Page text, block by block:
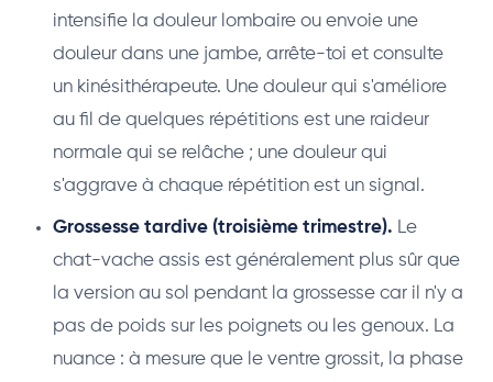
intensifie la douleur lombaire ou envoie une
douleur dans une jambe, arrête-toi et consulte
un kinésithérapeute. Une douleur qui s'améliore
au fil de quelques répétitions est une raideur
normale qui se relâche ; une douleur qui
s'aggrave à chaque répétition est un signal.
Grossesse tardive (troisième trimestre). Le
chat-vache assis est généralement plus sûr que
la version au sol pendant la grossesse car il n'y a
pas de poids sur les poignets ou les genoux. La
nuance : à mesure que le ventre grossit, la phase